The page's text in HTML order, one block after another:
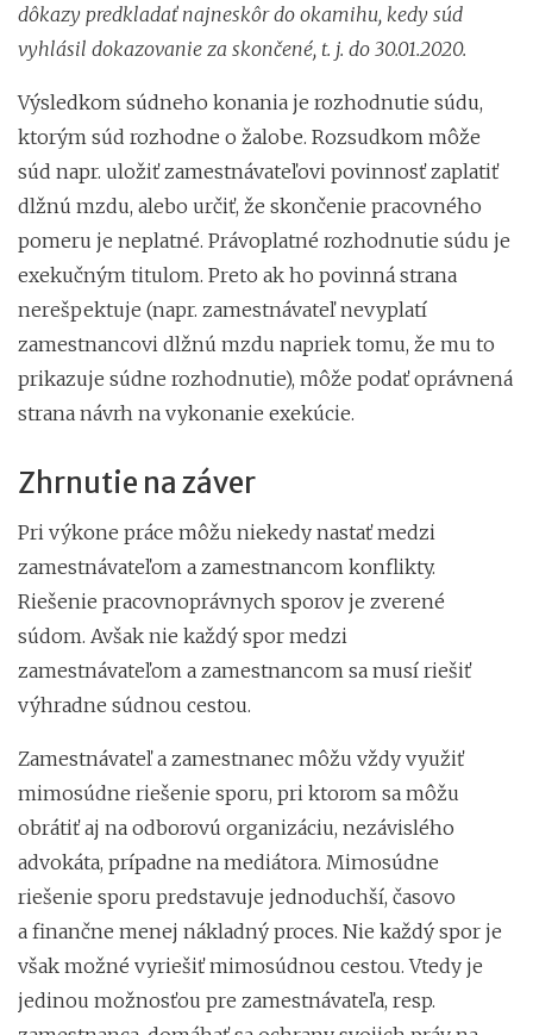
dôkazy predkladať najneskôr do okamihu, kedy súd
vyhlásil dokazovanie za skončené, t. j. do 30.01.2020.
Výsledkom súdneho konania je rozhodnutie súdu,
ktorým súd rozhodne o žalobe. Rozsudkom môže
súd napr. uložiť zamestnávateľovi povinnosť zaplatiť
dlžnú mzdu, alebo určiť, že skončenie pracovného
pomeru je neplatné. Právoplatné rozhodnutie súdu je
exekučným titulom. Preto ak ho povinná strana
nerešpektuje (napr. zamestnávateľ nevyplatí
zamestnancovi dlžnú mzdu napriek tomu, že mu to
prikazuje súdne rozhodnutie), môže podať oprávnená
strana návrh na vykonanie exekúcie.
Zhrnutie na záver
Pri výkone práce môžu niekedy nastať medzi
zamestnávateľom a zamestnancom konflikty.
Riešenie pracovnoprávnych sporov je zverené
súdom. Avšak nie každý spor medzi
zamestnávateľom a zamestnancom sa musí riešiť
výhradne súdnou cestou.
Zamestnávateľ a zamestnanec môžu vždy využiť
mimosúdne riešenie sporu, pri ktorom sa môžu
obrátiť aj na odborovú organizáciu, nezávislého
advokáta, prípadne na mediátora. Mimosúdne
riešenie sporu predstavuje jednoduchší, časovo
a finančne menej nákladný proces. Nie každý spor je
však možné vyriešiť mimosúdnou cestou. Vtedy je
jedinou možnosťou pre zamestnávateľa, resp.